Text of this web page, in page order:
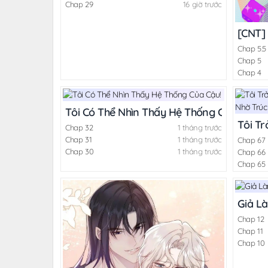
Chap 29
16 giờ trước
Chap 5.5
Chap 5
Chap 4
Tôi Có Thể Nhìn Thấy Hệ Thống Của Cậu!
Chap 32
1 tháng trước
Chap 31
1 tháng trước
Chap 30
1 tháng trước
Tôi
Chap 67
Chap 66
Chap 65
Giả
Chap 12
Chap 11
Chap 10